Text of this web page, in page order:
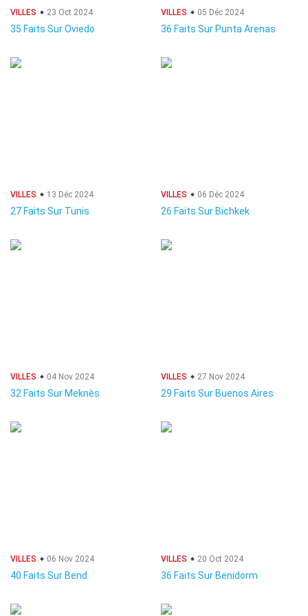
VILLES 23 Oct 2024
35 Faits Sur Oviedo
VILLES 05 Déc 2024
36 Faits Sur Punta Arenas
VILLES 13 Déc 2024
27 Faits Sur Tunis
VILLES 06 Déc 2024
26 Faits Sur Bichkek
VILLES 04 Nov 2024
32 Faits Sur Meknès
VILLES 27 Nov 2024
29 Faits Sur Buenos Aires
VILLES 06 Nov 2024
40 Faits Sur Bend
VILLES 20 Oct 2024
36 Faits Sur Benidorm